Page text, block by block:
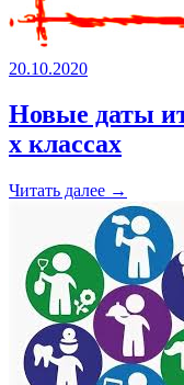
20.10.2020
Новые даты
х классах
Читать далее →